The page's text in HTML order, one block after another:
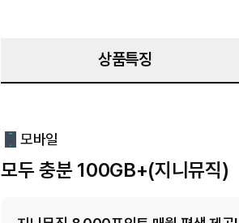
상품특징
모바일
모두 충분 100GB+(지니뮤직)